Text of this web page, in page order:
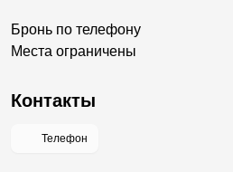
Бронь по телефону
Места ограничены
Контакты
Телефон